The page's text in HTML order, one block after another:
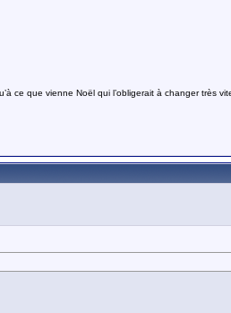
ce que vienne Noël qui l’obligerait à changer très